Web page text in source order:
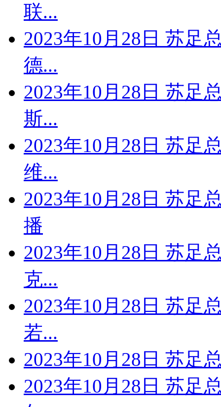
联...
2023年10月28日 苏足
德...
2023年10月28日 苏足
斯...
2023年10月28日 苏足
维...
2023年10月28日 苏足
播
2023年10月28日 苏足
克...
2023年10月28日 苏足
若...
2023年10月28日 苏足
2023年10月28日 苏足